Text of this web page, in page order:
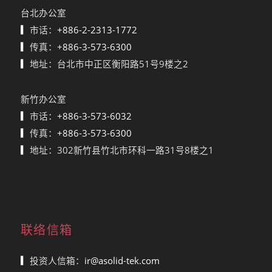
台北办公室
▎ 市话： +886-2-2313-1772
▎ 传真： +886-3-573-6300
▎ 地址：台北市中正区衡阳路51号9楼之2
新竹办公室
▎ 市话： +886-3-573-6032
▎ 传真： +886-3-573-6300
▎ 地址：302新竹县竹北市环科一路31号8楼之1
联络信箱
▎ 投资人信箱： ir@asolid-tek.com